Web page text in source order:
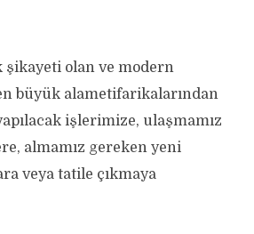
olan ve modern
büyük alametifarikalarından
işlerimize, ulaşmamız
almamız gereken yeni
veya tatile çıkmaya